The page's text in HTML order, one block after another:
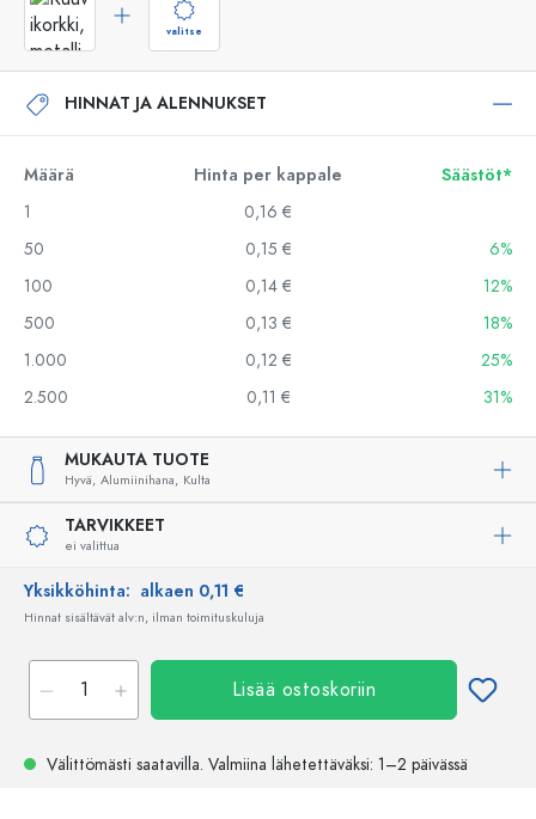
valitse
HINNAT JA ALENNUKSET
Määrä Hinta per kappale
Säästöt*
1
0,16 €
50
0,15 €
6%
100
0,14 €
12%
500
0,13 €
18%
1.000
0,12 €
25%
2.500
0,11 € 31%
MUKAUTA TUOTE
Hyvä, Alumiinihana, Kulta
TARVIKKEET
ei valittua
Yksikköhinta: alkaen 0,11 €
Hinnat sisältävät alv:n, ilman toimituskuluja
Lisää ostoskoriin
Välittömästi saatavilla. Valmiina lähetettäväksi: 1–2 päivässä